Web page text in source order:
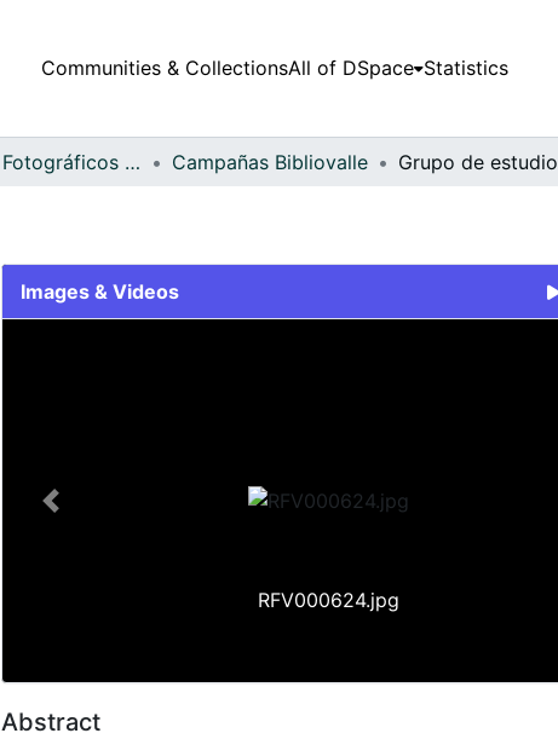
Communities & CollectionsAll of DSpace Statistics
Recuerdos Fotográficos Vallecaucanos Campañas Bibliovalle Grupo de estudio
Images & Videos
RFV000624.jpg
Previous
Abstract